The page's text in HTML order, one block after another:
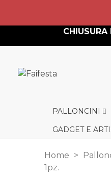
PALLONCINI
GADGET E
Home >
1pz.